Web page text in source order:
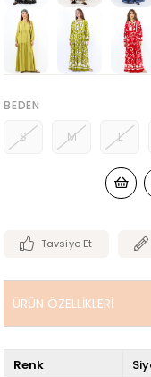
BEDEN
S M L
Tavsiye Et
ÜRÜN ÖZELLIKLERI
Renk